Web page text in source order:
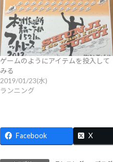
ゲームのようにアイテムを投入して
みる
2019/01/23(水)
ランニング
Facebook X